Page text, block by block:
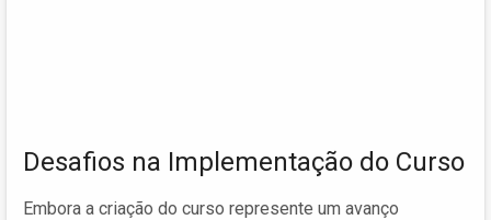
Desafios na Implementação do Curso
Embora a criação do curso represente um avanço